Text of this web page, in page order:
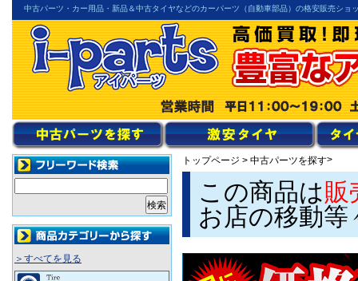
中古パーツ・カー用品・新品＆中古タイヤなどのカーパーツ（自動車部品）の格安販売ショ
トップページ > 中古パーツを探す>
この商品は販
お店の移動
＞すべてを見る